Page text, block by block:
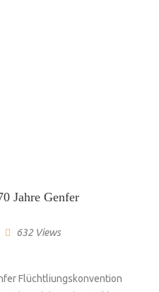
Jahre Genfer
632 Views
Flüchtliungskonvention